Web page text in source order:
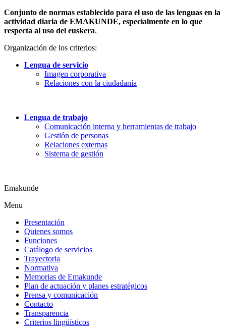
Conjunto de normas establecido para el uso de las lenguas en la
actividad diaria de EMAKUNDE, especialmente en lo que
respecta al uso del euskera.
Organización de los criterios:
Lengua de servicio
Imagen corporativa
Relaciones con la ciudadanía
Lengua de trabajo
Comunicación interna y herramientas de trabajo
Gestión de personas
Relaciones externas
Sistema de gestión
Emakunde
Menu
Presentación
Quienes somos
Funciones
Catálogo de servicios
Trayectoria
Normativa
Memorias de Emakunde
Plan de actuación y planes estratégicos
Prensa y comunicación
Contacto
Transparencia
Criterios lingüísticos